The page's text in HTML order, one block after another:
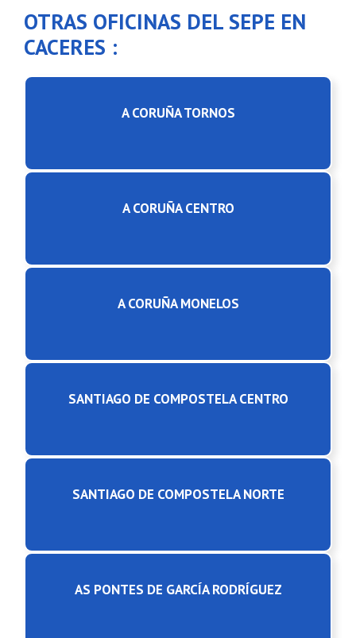
OTRAS OFICINAS DEL SEPE EN
CACERES :
A CORUÑA TORNOS
A CORUÑA CENTRO
A CORUÑA MONELOS
SANTIAGO DE COMPOSTELA CENTRO
SANTIAGO DE COMPOSTELA NORTE
AS PONTES DE GARCÍA RODRÍGUEZ